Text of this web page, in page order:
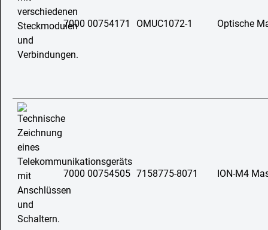
7000 00754171 OMUC1072-1 Optische
7000 00754505 7158775-8071 ION-M4